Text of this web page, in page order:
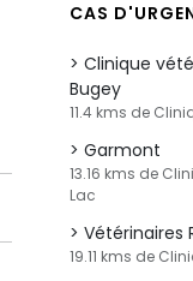
CAS
Clinique
Bugey
11.4 kms de
Garmont
13.16 kms de
Lac
Vétérinaires
19.11 kms de